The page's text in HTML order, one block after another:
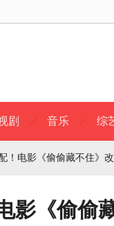
剧 音乐 综
！电影《偷偷藏不住》
影《偷偷